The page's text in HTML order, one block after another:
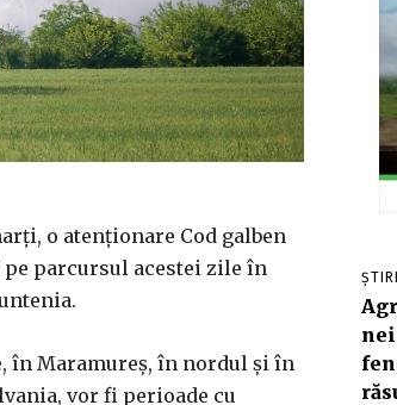
o atenționare Cod galben
parcursul acestei zile în
în Maramureș, în nordul și în
vor fi perioade cu